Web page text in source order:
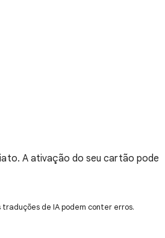
A ativação do seu cartão pode
de IA podem conter erros.